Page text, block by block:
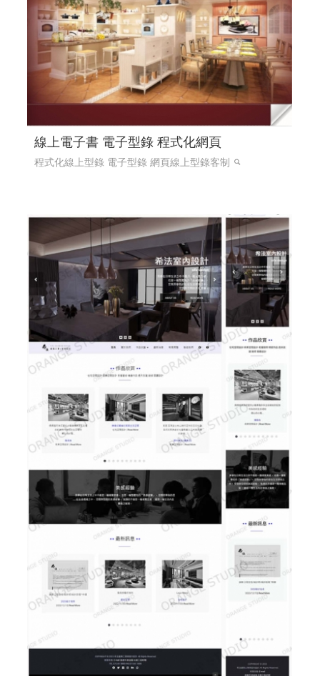
線上電子書 電子型錄 程式化網頁
程式化線上型錄 電子型錄 網頁線上型錄客制